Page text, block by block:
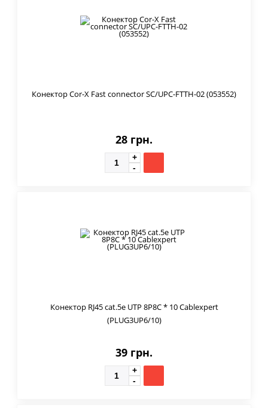
Конектор Cor-X Fast connector SC/UPC-FTTH-02 (053552)
28 грн.
Конектор RJ45 cat.5e UTP 8P8C * 10 Cablexpert
(PLUG3UP6/10)
39 грн.